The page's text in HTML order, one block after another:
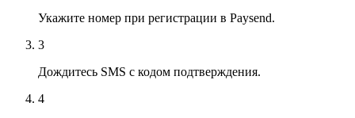
Укажите номер при регистрации в Paysend.
3
Дождитесь SMS с кодом подтверждения.
4